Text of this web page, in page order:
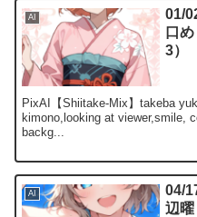
AI
01/
口
3）
PixAI【Shiitake-Mix】takeba
kimono,looking at viewer,smile,
backg...
AI
04/
辺